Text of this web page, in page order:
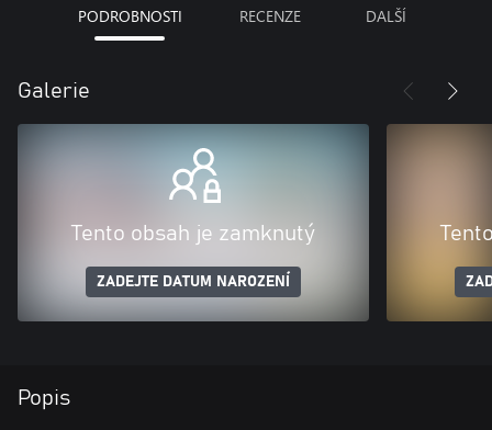
PODROBNOSTI RECENZE DALŠÍ
Galerie
Tento obsah je zamknutý
ZADEJTE DATUM NAROZENÍ
Popis